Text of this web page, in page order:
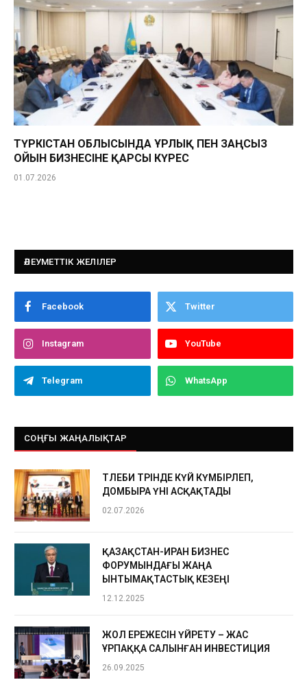
ТҮРКІСТАН ОБЛЫСЫНДА ҰРЛЫҚ ПЕН ЗАҢСЫЗ
ОЙЫН БИЗНЕСІНЕ ҚАРСЫ КҮРЕС
01.07.2026
ӘЛЕУМЕТТІК ЖЕЛІЛЕР
Facebook Twitter
Instagram YouTube
Telegram WhatsApp
СОҢҒЫ ЖАҢАЛЫҚТАР
ТӨЛЕБИ ТӨРІНДЕ КҮЙ КҮМБІРЛЕП,
ДОМБЫРА ҮНІ АСҚАҚТАДЫ
02.07.2026
ҚАЗАҚСТАН-ИРАН БИЗНЕС
ФОРУМЫНДАҒЫ ЖАҢА
ЫНТЫМАҚТАСТЫҚ КЕЗЕҢІ
12.12.2025
ЖОЛ ЕРЕЖЕСІН ҮЙРЕТУ – ЖАС
ҰРПАҚҚА САЛЫНҒАН ИНВЕСТИЦИЯ
26.09.2025